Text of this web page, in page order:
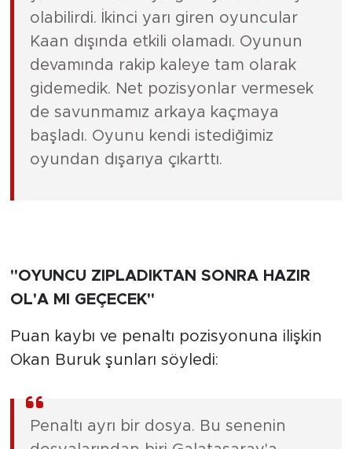
olabilirdi. İkinci yarı giren oyuncular
Kaan dışında etkili olamadı. Oyunun
devamında rakip kaleye tam olarak
gidemedik. Net pozisyonlar vermesek
de savunmamız arkaya kaçmaya
başladı. Oyunu kendi istediğimiz
oyundan dışarıya çıkarttı.
"OYUNCU ZIPLADIKTAN SONRA HAZIR
OL'A MI GEÇECEK"
Puan kaybı ve penaltı pozisyonuna ilişkin
Okan Buruk şunları söyledi:
Penaltı ayrı bir dosya. Bu senenin